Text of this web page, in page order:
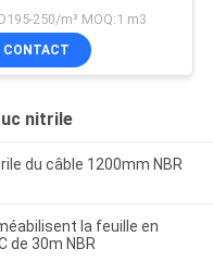
250/m³ MOQ:1 m3
CONTACT
nitrile
du câble 1200mm NBR
la feuille en
de 30m NBR